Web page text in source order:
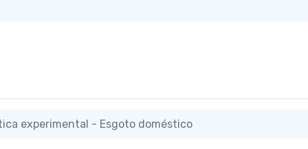
experimental - Esgoto doméstico